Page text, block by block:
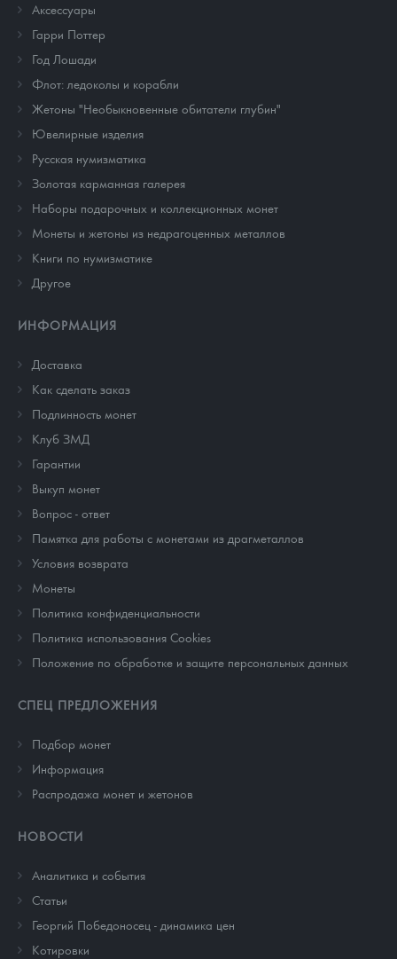
Аксессуары
Гарри Поттер
Год Лошади
Флот: ледоколы и корабли
Жетоны "Необыкновенные обитатели глубин"
Ювелирные изделия
Русская нумизматика
Золотая карманная галерея
Наборы подарочных и коллекционных монет
Монеты и жетоны из недрагоценных металлов
Книги по нумизматике
Другое
ИНФОРМАЦИЯ
Доставка
Как сделать заказ
Подлинность монет
Клуб ЗМД
Гарантии
Выкуп монет
Вопрос - ответ
Памятка для работы с монетами из драгметаллов
Условия возврата
Монеты
Политика конфиденциальности
Политика использования Cookies
Положение по обработке и защите персональных данных
СПЕЦ ПРЕДЛОЖЕНИЯ
Подбор монет
Информация
Распродажа монет и жетонов
НОВОСТИ
Аналитика и события
Cтатьи
Георгий Победоносец - динамика цен
Котировки